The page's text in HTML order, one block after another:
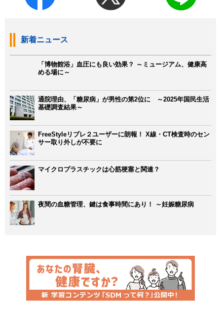
新着ニュース
「博物館浴」血圧にも良い効果？ ～ミュージアム、健康高
める場に～
通院理由、「糖尿病」が男性の第2位に ～2025年国民生活
基礎調査結果～
FreeStyleリブレ２ユーザーに朗報！ X線・CT検査時のセン
サー取り外しが不要に
マイクロプラスチックは心筋梗塞と関連？
夜間の血糖管理、鍵は食事時間にあり！ ～妊娠糖尿病